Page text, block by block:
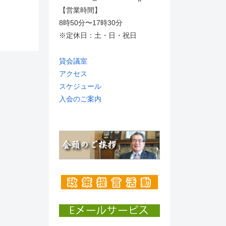
【営業時間】
8時50分〜17時30分
※定休日：土・日・祝日
貸会議室
アクセス
スケジュール
入会のご案内